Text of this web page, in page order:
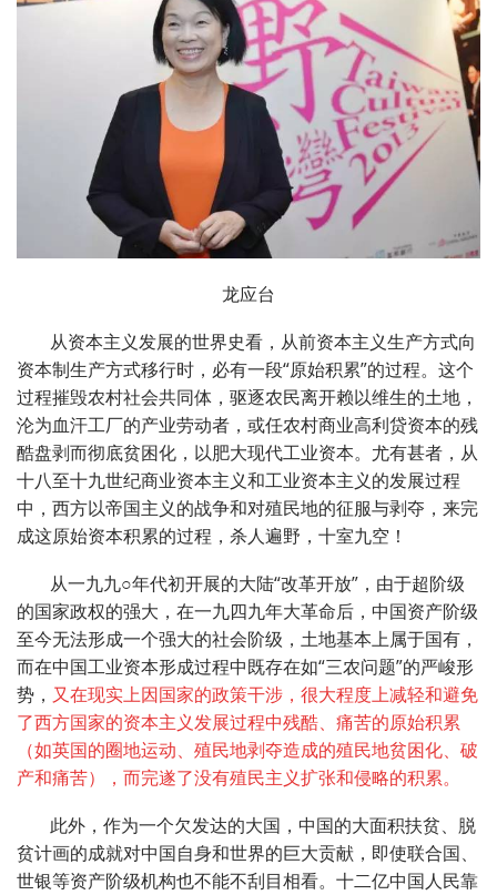
龙应台
从资本主义发展的世界史看，从前资本主义生产方式向
资本制生产方式移行时，必有一段“原始积累”的过程。这个
过程摧毁农村社会共同体，驱逐农民离开赖以维生的土地，
沦为血汗工厂的产业劳动者，或任农村商业高利贷资本的残
酷盘剥而彻底贫困化，以肥大现代工业资本。尤有甚者，从
十八至十九世纪商业资本主义和工业资本主义的发展过程
中，西方以帝国主义的战争和对殖民地的征服与剥夺，来完
成这原始资本积累的过程，杀人遍野，十室九空！
从一九九○年代初开展的大陆“改革开放”，由于超阶级
的国家政权的强大，在一九四九年大革命后，中国资产阶级
至今无法形成一个强大的社会阶级，土地基本上属于国有，
而在中国工业资本形成过程中既存在如“三农问题”的严峻形
势， 又在现实上因国家的政策干涉，很大程度上减轻和避免
了西方国家的资本主义发展过程中残酷、痛苦的原始积累
（如英国的圈地运动、殖民地剥夺造成的殖民地贫困化、破
产和痛苦），而完遂了没有殖民主义扩张和侵略的积累。
此外，作为一个欠发达的大国，中国的大面积扶贫、脱
贫计画的成就对中国自身和世界的巨大贡献，即使联合国、
世银等资产阶级机构也不能不刮目相看。十二亿中国人民靠